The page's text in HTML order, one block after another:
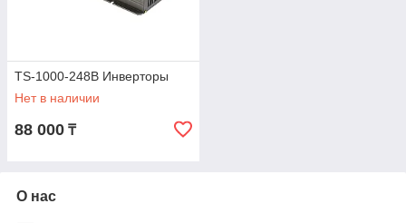
TS-1000-248B Инверторы
Нет в наличии
88 000 ₸
О нас